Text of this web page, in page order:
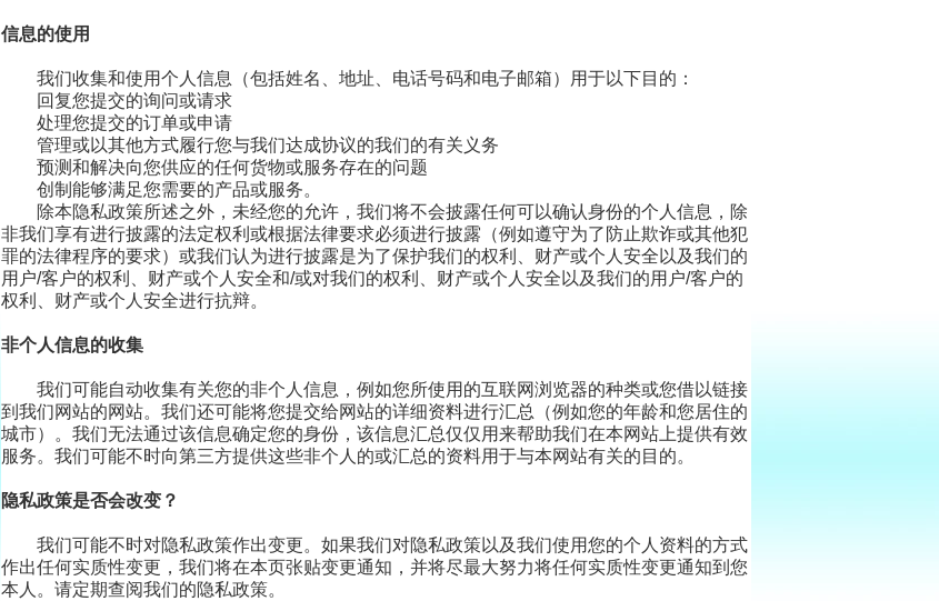
信息的使用
我们收集和使用个人信息（包括姓名、地址、电话号码和电子邮箱）用于以下目的：
回复您提交的询问或请求
处理您提交的订单或申请
管理或以其他方式履行您与我们达成协议的我们的有关义务
预测和解决向您供应的任何货物或服务存在的问题
创制能够满足您需要的产品或服务。
除本隐私政策所述之外，未经您的允许，我们将不会披露任何可以确认身份的个人信息，除
非我们享有进行披露的法定权利或根据法律要求必须进行披露（例如遵守为了防止欺诈或其他犯
罪的法律程序的要求）或我们认为进行披露是为了保护我们的权利、财产或个人安全以及我们的
用户/客户的权利、财产或个人安全和/或对我们的权利、财产或个人安全以及我们的用户/客户的
权利、财产或个人安全进行抗辩。
非个人信息的收集
我们可能自动收集有关您的非个人信息，例如您所使用的互联网浏览器的种类或您借以链接
到我们网站的网站。我们还可能将您提交给网站的详细资料进行汇总（例如您的年龄和您居住的
城市）。我们无法通过该信息确定您的身份，该信息汇总仅仅用来帮助我们在本网站上提供有效
服务。我们可能不时向第三方提供这些非个人的或汇总的资料用于与本网站有关的目的。
隐私政策是否会改变？
我们可能不时对隐私政策作出变更。如果我们对隐私政策以及我们使用您的个人资料的方式
作出任何实质性变更，我们将在本页张贴变更通知，并将尽最大努力将任何实质性变更通知到您
本人。请定期查阅我们的隐私政策。